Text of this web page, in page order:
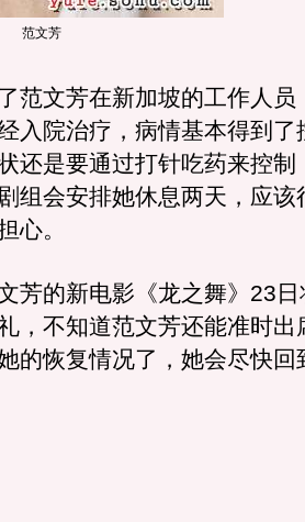
范文芳
文芳在新加坡的工作人员
入院治疗，病情基本得到了
还是要通过打针吃药来控制
组会安排她休息两天，应该
心。
的新电影《龙之舞》23日
，不知道范文芳还能准时出
的恢复情况了，她会尽快回